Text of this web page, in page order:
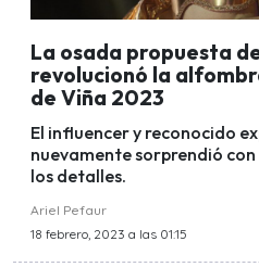
La osada propuesta
revolucionó la
de Viña 2023
El influencer y reconocido
nuevamente sorprendió
los detalles.
Ariel Pefaur
18 febrero, 2023 a las 01:15